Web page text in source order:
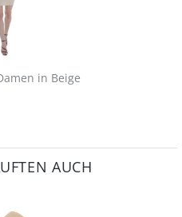
in Beige
AUCH